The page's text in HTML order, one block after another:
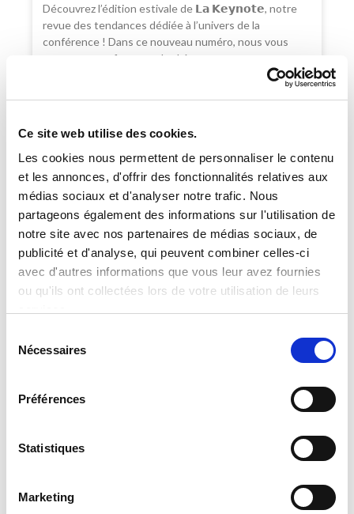
Ce site web utilise des cookies.
Les cookies nous permettent de personnaliser le contenu
et les annonces, d'offrir des fonctionnalités relatives aux
médias sociaux et d'analyser notre trafic. Nous
partageons également des informations sur l'utilisation de
notre site avec nos partenaires de médias sociaux, de
publicité et d'analyse, qui peuvent combiner celles-ci
avec d'autres informations que vous leur avez fournies
ou qu'ils ont collectées lors de votre utilisation de leurs
Nécessaires
Préférences
Statistiques
Marketing
Découvrez l’édition estivale de 𝗟𝗮 𝗞𝗲𝘆𝗻𝗼𝘁𝗲, notre
revue des tendances dédiée à l’univers de la
conférence ! Dans ce nouveau numéro, nous vous
proposons un focus sur le thème
« 𝗧𝗿𝗮𝗻𝘀𝗳𝗼𝗿𝗺𝗮𝘁𝗶𝗼𝗻 : 𝗱𝗲𝘀 𝗴𝗿𝗮𝗻𝗱𝘀 𝗱𝗶𝗿𝗶𝗴𝗲𝗮𝗻𝘁𝘀
𝘁𝗲́𝗺𝗼𝗶𝗴𝗻𝗲𝗻𝘁 » avec une sélection d’intervenants
CONFÉRENCE
Conférence d’Isabelle Kocher de Leyritz
pour BlackLine avec Orators